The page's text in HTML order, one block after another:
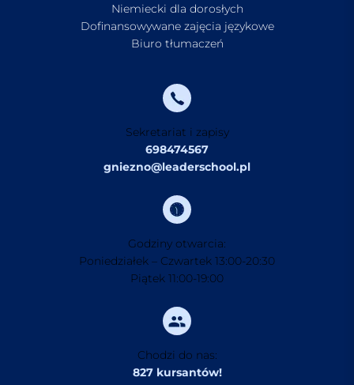
Niemiecki dla dorosłych
Dofinansowywane zajęcia językowe
Biuro tłumaczeń
Sekretariat i zapisy
698474567
gniezno@leaderschool.pl
Godziny otwarcia:
Poniedziałek – Czwartek 13:00-20:30
Piątek 11:00-19:00
Chodzi do nas:
827 kursantów!